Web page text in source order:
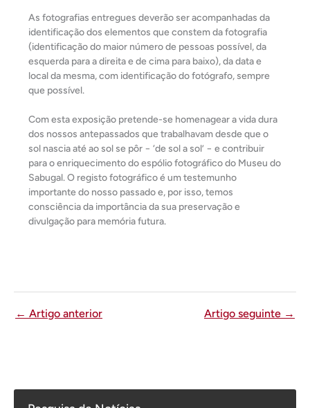
As fotografias entregues deverão ser acompanhadas da
identificação dos elementos que constem da fotografia
(identificação do maior número de pessoas possível, da
esquerda para a direita e de cima para baixo), da data e
local da mesma, com identificação do fotógrafo, sempre
que possível.
Com esta exposição pretende-se homenagear a vida dura
dos nossos antepassados que trabalhavam desde que o
sol nascia até ao sol se pôr − ‘de sol a sol’ − e contribuir
para o enriquecimento do espólio fotográfico do Museu do
Sabugal. O registo fotográfico é um testemunho
importante do nosso passado e, por isso, temos
consciência da importância da sua preservação e
divulgação para memória futura.
← Artigo anterior Artigo seguinte →